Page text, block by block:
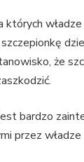
których
że
bardzo
przez władze